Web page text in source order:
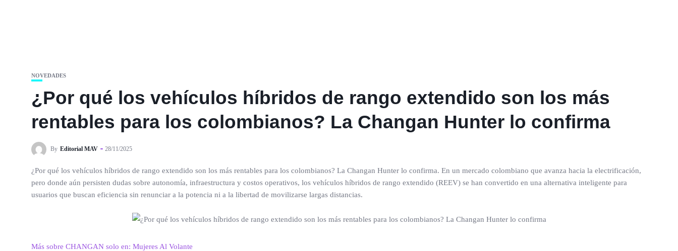
NOVEDADES
¿Por qué los vehículos híbridos de rango extendido son los más
rentables para los colombianos? La Changan Hunter lo confirma
By Editorial MAV 28/11/2025
¿Por qué los vehículos híbridos de rango extendido son los más rentables para los colombianos? La Changan Hunter lo confirma. En un mercado colombiano que avanza hacia la electrificación,
pero donde aún persisten dudas sobre autonomía, infraestructura y costos operativos, los vehículos híbridos de rango extendido (REEV) se han convertido en una alternativa inteligente para
usuarios que buscan eficiencia sin renunciar a la potencia ni a la libertad de movilizarse largas distancias.
Más sobre CHANGAN solo en: Mujeres Al Volante